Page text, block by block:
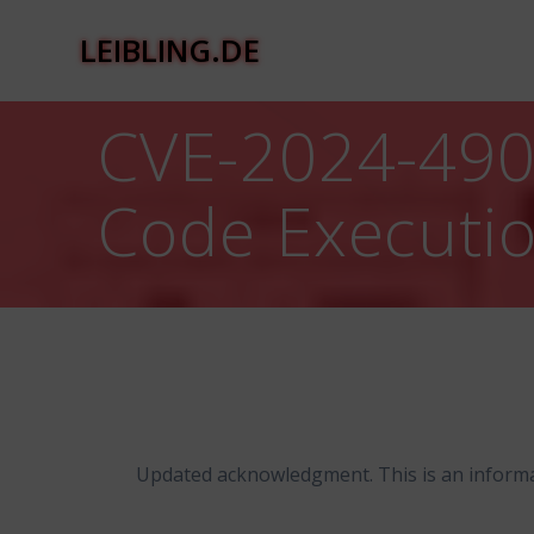
LEIBLING.DE
CVE-2024-
Code
Updated acknowledgment. This is an